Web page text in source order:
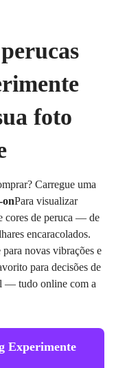
foto
Carregue uma
Para visualizar
cores de peruca — de
encaracolados.
novas vibrações e
para decisões de
— tudo online com a
Experimente